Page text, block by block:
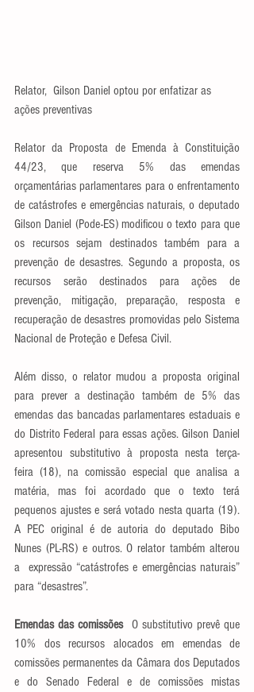
Relator,  Gilson Daniel optou por enfatizar as
ações preventivas
Relator da Proposta de Emenda à Constituição
44/23, que reserva 5% das emendas
orçamentárias parlamentares para o enfrentamento
de catástrofes e emergências naturais, o deputado
Gilson Daniel (Pode-ES) modificou o texto para que
os recursos sejam destinados também para a
prevenção de desastres. Segundo a proposta, os
recursos serão destinados para ações de
prevenção, mitigação, preparação, resposta e
recuperação de desastres promovidas pelo Sistema
Nacional de Proteção e Defesa Civil.
Além disso, o relator mudou a proposta original
para prever a destinação também de 5% das
emendas das bancadas parlamentares estaduais e
do Distrito Federal para essas ações. Gilson Daniel
apresentou substitutivo à proposta nesta terça-
feira (18), na comissão especial que analisa a
matéria, mas foi acordado que o texto terá
pequenos ajustes e será votado nesta quarta (19).
A PEC original é de autoria do deputado Bibo
Nunes (PL-RS) e outros. O relator também alterou
a  expressão “catástrofes e emergências naturais”
para “desastres”.
Emendas das comissões O substitutivo prevê que
10% dos recursos alocados em emendas de
comissões permanentes da Câmara dos Deputados
e do Senado Federal e de comissões mistas